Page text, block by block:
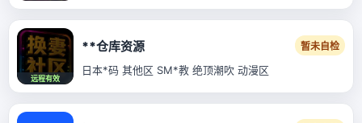
远程有效
**仓库资源 暂未自检
日本*码 其他区 SM*教 绝顶潮吹 动漫区